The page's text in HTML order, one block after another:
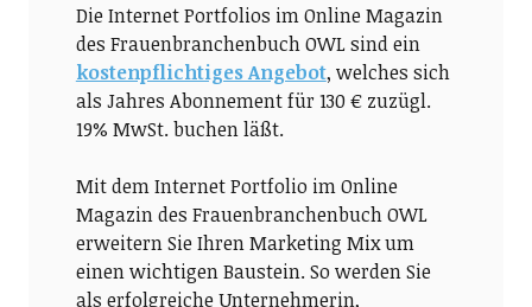
Die Internet Portfolios im Online Magazin
des Frauenbranchenbuch OWL sind ein
kostenpflichtiges Angebot, welches sich
als Jahres Abonnement für 130 € zuzügl.
19% MwSt. buchen läßt.
Mit dem Internet Portfolio im Online
Magazin des Frauenbranchenbuch OWL
erweitern Sie Ihren Marketing Mix um
einen wichtigen Baustein. So werden Sie
als erfolgreiche Unternehmerin,